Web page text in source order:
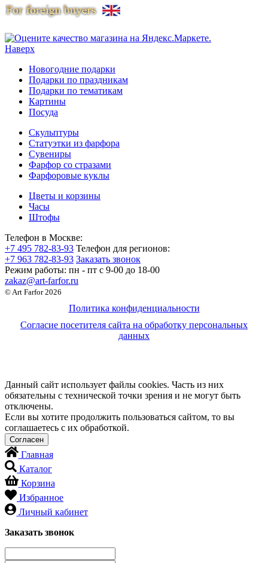
Наверх
Новогодние подарки
Подарки по праздникам
Подарки по тематикам
Картины
Посуда
Скульптуры
Статуэтки из фарфора
Сувениры
Фарфор со стразами
Фарфоровые куклы
Цветы и корзины
Часы
Штофы
Телефон в Москве:
+7 495 782-83-93 Телефон для регионов:
+7 963 782-83-93 Заказать звонок
Режим работы: пн - пт c 9-00 до 18-00
zakaz@art-farfor.ru
© Art Farfor 2026
Политика конфиденциальности
Согласие посетителя сайта на обработку персональных
данных
Данный сайт использует файлы cookies. Часть из них
обязательны с технической точки зрения и не могут быть
отключены.
Если вы хотите продолжить пользоваться сайтом, то вы
соглашаетесь с их обработкой.
Главная
Каталог
Корзина
Избранное
Личный кабинет
Заказать звонок